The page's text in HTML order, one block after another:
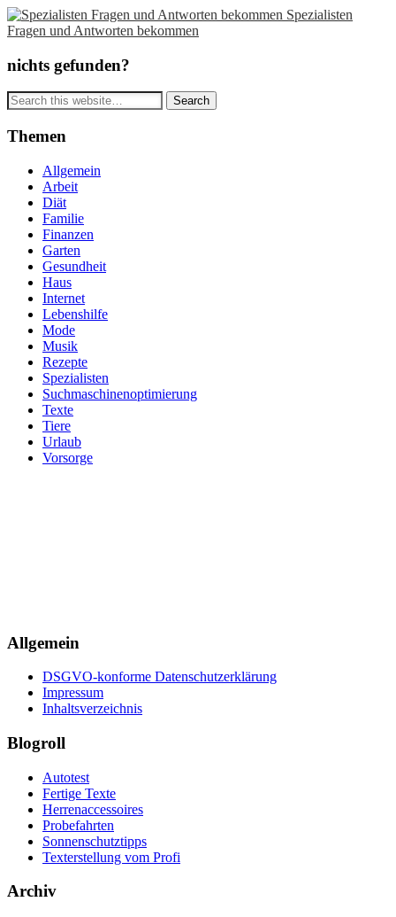
Spezialisten
Fragen und Antworten bekommen
nichts gefunden?
Themen
Allgemein
Arbeit
Diät
Familie
Finanzen
Garten
Gesundheit
Haus
Internet
Lebenshilfe
Mode
Musik
Rezepte
Spezialisten
Suchmaschinenoptimierung
Texte
Tiere
Urlaub
Vorsorge
Allgemein
DSGVO-konforme Datenschutzerklärung
Impressum
Inhaltsverzeichnis
Blogroll
Autotest
Fertige Texte
Herrenaccessoires
Probefahrten
Sonnenschutztipps
Texterstellung vom Profi
Archiv